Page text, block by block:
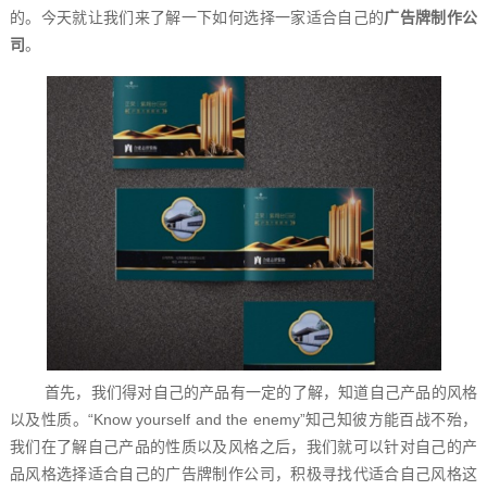
的。今天就让我们来了解一下如何选择一家适合自己的广告牌制作公
司。
首先，我们得对自己的产品有一定的了解，知道自己产品的风格
以及性质。“Know yourself and the enemy”知己知彼方能百战不殆，
我们在了解自己产品的性质以及风格之后，我们就可以针对自己的产
品风格选择适合自己的广告牌制作公司，积极寻找代适合自己风格这